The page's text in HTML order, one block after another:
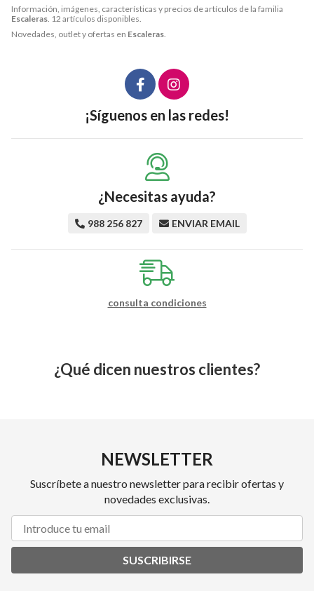
Información, imágenes, características y precios de artículos de la familia
Escaleras. 12 artículos disponibles.
Novedades, outlet y ofertas en Escaleras.
¡Síguenos en las redes!
¿Necesitas ayuda?
988 256 827 ENVIAR EMAIL
consulta condiciones
¿Qué dicen nuestros clientes?
NEWSLETTER
Suscríbete a nuestro newsletter para recibir ofertas y
novedades exclusivas.
SUSCRIBIRSE